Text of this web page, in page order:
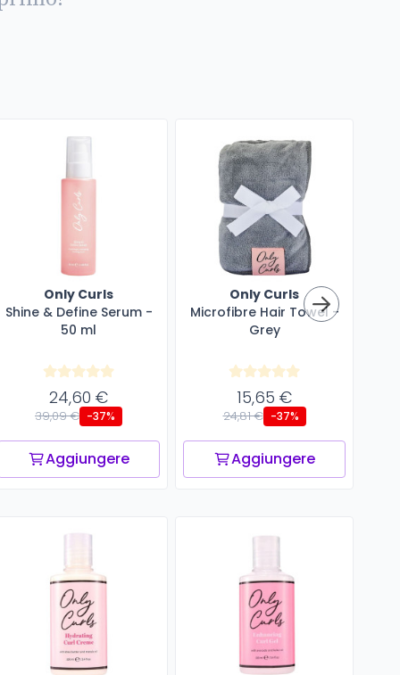
Only Curls
Shine & Define Serum -
50 ml
24,60 €
39,09 € -37%
Aggiungere
Only Curls
Microfibre Hair Towel -
Grey
15,65 €
24,81 € -37%
Aggiungere